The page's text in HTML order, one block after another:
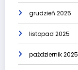
grudzień 2025
listopad 2025
październik 2025